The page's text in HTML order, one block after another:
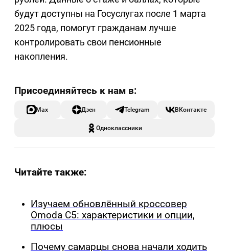
будут доступны на Госуслугах после 1 марта
2025 года, помогут гражданам лучше
контролировать свои пенсионные
накопления.
Max Дзен Telegram ВКонтакте
Одноклассники
Читайте также:
Изучаем обновлённый кроссовер
Omoda C5: характеристики и опции,
плюсы
Почему самарцы снова начали ходить